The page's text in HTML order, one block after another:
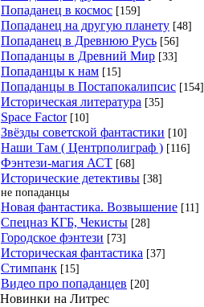
Попаданец в космос [159]
Попаданец на другую планету [48]
Попаданец в Древнюю Русь [56]
Попаданцы в Древний Мир [33]
Попаданцы к нам [15]
Попаданцы в Постапокалипсис [154]
Историческая литература [35]
Space Factor [10]
Звёзды советской фантастики [10]
Наши Там ( Центрполиграф ) [116]
Фэнтези-магия АСТ [68]
Исторические детективы [38]
не попаданцы
Новая фантастика. Возвышение [11]
Спецназ КГБ, Чекисты [28]
Городское фэнтези [73]
Историческая фантастика [37]
Стимпанк [15]
Видео про попаданцев [20]
Новинки на Литрес